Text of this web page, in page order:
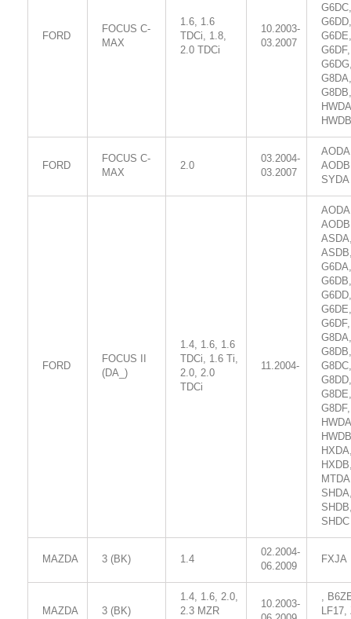
FORD
FOCUS C-
MAX
1.6, 1.6
TDCi, 1.8,
2.0 TDCi
10.2003-
03.2007
G6DC,
G6DD,
G6DE,
G6DF,
G8DA,
G8DB,
HWDB
FORD
FOCUS C-
MAX
2.0
03.2004-
03.2007
SYDA
FORD
FOCUS II
(DA_)
1.4, 1.6, 1.6
TDCi, 1.6 Ti,
2.0, 2.0
TDCi
11.2004-
G6DA,
G6DB,
G6DD,
G6DE,
G6DF,
G8DA,
G8DB,
G8DC,
G8DD,
G8DE,
G8DF,
SHDC
MAZDA 3 (BK) 1.4
02.2004-
06.2009
FXJA
MAZDA 3 (BK)
1.4, 1.6, 2.0,
2.3 MZR
10.2003-
,
LF17,